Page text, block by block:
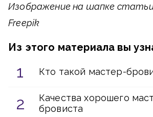
Изображение на шапке
Freepik
Из этого материала вы
Кто такой мастер-
Качества хорошего
бровиста